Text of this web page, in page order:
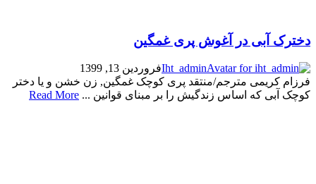
دخترک آبی در آغوش پری غمگین
Iht_adminفروردین 13, 1399
فرزام کریمی مترجم/منتقد پری کوچک غمگین, زن خشن و یا دختر
کوچک آبی که اساس زندگیش را بر مبنای قوانین ... Read More